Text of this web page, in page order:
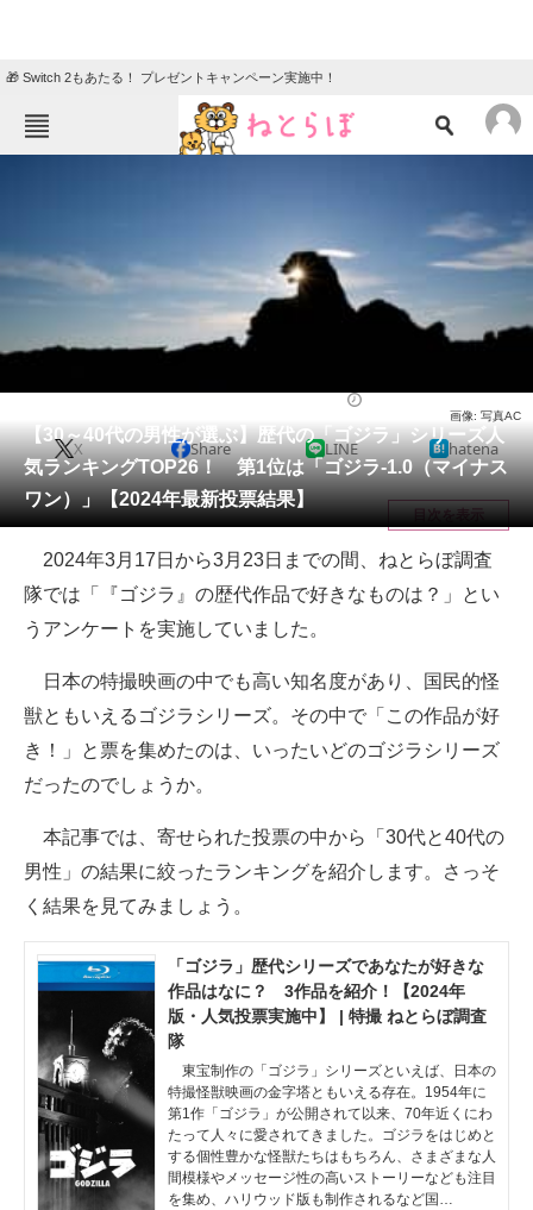
🎁 Switch 2もあたる！ プレゼントキャンペーン実施中！
地域
会員記事
メディア
注目記事を集めた総合ページ
ITの今と未来を見通す
スマホと通信の最新トレンド
進化するPCとデバイスの未来
ビジネスと働き方のヒント
AI活用のいまが分かる
経営リーダーのコミュニティ
マーケ×ITの今がよく分かる
ITエンジニア向け専門サイト
企業向けIT製品の総合サイト
IT製品の技術・比較・事例
製造業のIT導入・活用を支援
【30～40代の男性が選ぶ】歴代の「ゴジラ」シリーズ人
気ランキングTOP26！ 第1位は「ゴジラ-1.0（マイナス
ワン）」【2024年最新投票結果】
画像: 写真AC
X Share LINE hatena
目次を表示
2024年3月17日から3月23日までの間、ねとらぼ調査
隊では「『ゴジラ』の歴代作品で好きなものは？」とい
うアンケートを実施していました。
日本の特撮映画の中でも高い知名度があり、国民的怪
獣ともいえるゴジラシリーズ。その中で「この作品が好
き！」と票を集めたのは、いったいどのゴジラシリーズ
だったのでしょうか。
本記事では、寄せられた投票の中から「30代と40代の
男性」の結果に絞ったランキングを紹介します。さっそ
く結果を見てみましょう。
「ゴジラ」歴代シリーズであなたが好きな
作品はなに？ 3作品を紹介！【2024年
版・人気投票実施中】 | 特撮 ねとらぼ調査
隊
東宝制作の「ゴジラ」シリーズといえば、日本の
特撮怪獣映画の金字塔ともいえる存在。1954年に
第1作「ゴジラ」が公開されて以来、70年近くにわ
たって人々に愛されてきました。ゴジラをはじめと
する個性豊かな怪獣たちはもちろん、さまざまな人
間模様やメッセージ性の高いストーリーなども注目
を集め、ハリウッド版も制作されるなど国…